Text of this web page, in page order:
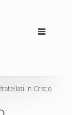
in Cristo